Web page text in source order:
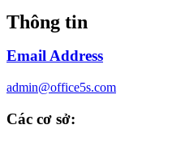
Thông tin
Email Address
admin@office5s.com
Các cơ sở: